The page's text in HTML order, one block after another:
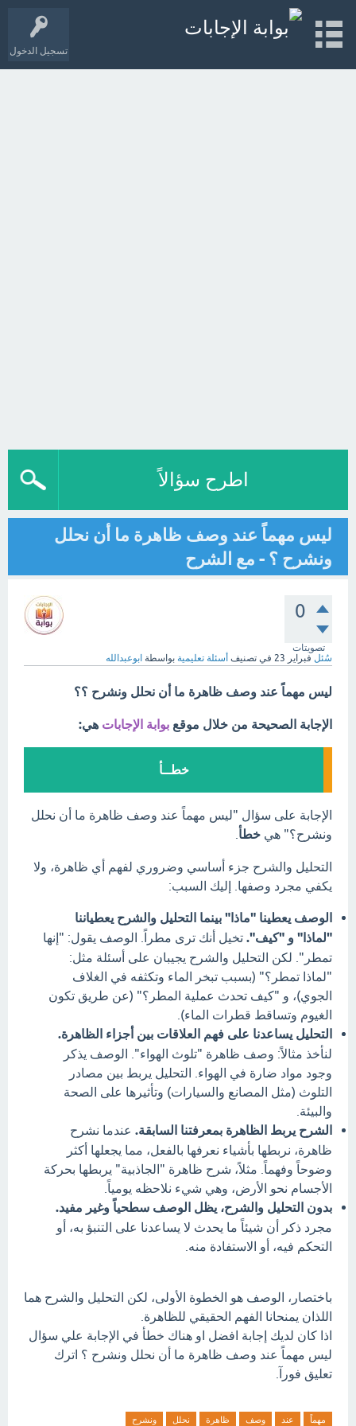
تسجيل الدخول
اطرح سؤالاً
ليس مهماً عند وصف ظاهرة ما أن نحلل
ونشرح ؟ - مع الشرح
0
تصويتات
سُئل فبراير 23 في تصنيف أسئلة تعليمية بواسطة ابوعبدالله
ليس مهماً عند وصف ظاهرة ما أن نحلل ونشرح ؟؟
الإجابة الصحيحة من خلال موقع بوابة الإجابات هي:
خطــأ
الإجابة على سؤال "ليس مهماً عند وصف ظاهرة ما أن نحلل
ونشرح؟" هي خطأ
التحليل والشرح جزء أساسي وضروري لفهم أي ظاهرة، ولا
يكفي مجرد وصفها. إليك السبب:
الوصف يعطينا "ماذا" بينما التحليل والشرح يعطياننا
"لماذا" و "كيف". تخيل أنك ترى مطراً. الوصف يقول: "إنها
تمطر". لكن التحليل والشرح يجيبان على أسئلة مثل:
"لماذا تمطر؟" (بسبب تبخر الماء وتكثفه في الغلاف
الجوي)، و "كيف تحدث عملية المطر؟" (عن طريق تكون
الغيوم وتساقط قطرات الماء).
التحليل يساعدنا على فهم العلاقات بين أجزاء الظاهرة.
لنأخذ مثالاً: وصف ظاهرة "تلوث الهواء". الوصف يذكر
وجود مواد ضارة في الهواء. التحليل يربط بين مصادر
التلوث (مثل المصانع والسيارات) وتأثيرها على الصحة
والبيئة.
الشرح يربط الظاهرة بمعرفتنا السابقة. عندما نشرح
ظاهرة، نربطها بأشياء نعرفها بالفعل، مما يجعلها أكثر
وضوحاً وفهماً. مثلاً، شرح ظاهرة "الجاذبية" يربطها بحركة
الأجسام نحو الأرض، وهي شيء نلاحظه يومياً.
بدون التحليل والشرح، يظل الوصف سطحياً وغير مفيد.
مجرد ذكر أن شيئاً ما يحدث لا يساعدنا على التنبؤ به، أو
التحكم فيه، أو الاستفادة منه.
باختصار، الوصف هو الخطوة الأولى، لكن التحليل والشرح هما
اللذان يمنحانا الفهم الحقيقي للظاهرة.
اذا كان لديك إجابة افضل او هناك خطأ في الإجابة علي سؤال
ليس مهماً عند وصف ظاهرة ما أن نحلل ونشرح ؟ اترك
تعليق فورآ.
مهماً عند وصف ظاهرة نحلل ونشرح